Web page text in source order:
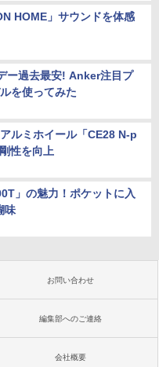
HOME」サウンドを体感
ー過去最安! Anker注目プ
を使ってみた
ルミホイール「CE28 N-p
性を向上
」の魅力！ポケットに入
味
お問い合わせ
編集部へのご連絡
会社概要